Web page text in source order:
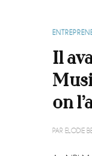
Il
on
PAR ELODIE